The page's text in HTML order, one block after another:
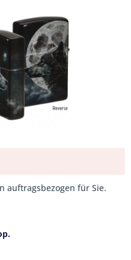
auftragsbezogen für Sie.